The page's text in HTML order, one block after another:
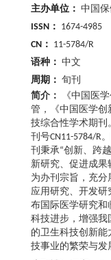
主办单位： 中国
ISSN： 1674-4985
CN： 11-5784/R
语种： 中文
周期： 旬刊
简介：
《中国医
管，《中国医学创
技综合性学术期刊
刊号CN11-5784/R
刊秉承“创新、跨
新研究、促进成果
为办刊宗旨，充分
应用研究、开发研
布国际医学研究和
科技进步，增强我
的卫生科技创新
技事业的繁荣与发